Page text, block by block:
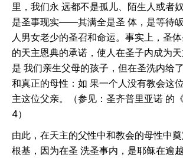
里，我们永 远都不是孤儿、陌生人或者
是圣事现实——其满全是圣 体，是等待
人男女老少的圣召和命运。事实上，圣
的天主恩典的承诺，使人在圣子内成为
是 我们亲生父母的孩子，但在圣洗内给
和真正的母性：如 果一个人没有教会这
主这位父亲。（参见：圣齐普里亚诺 的
4）
由此，在天主的父性中和教会的母性中
根基，因为在圣 洗圣事内，是耶稣在逾